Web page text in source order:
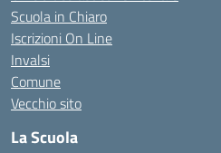
Scuola in Chiaro
Iscrizioni On Line
Invalsi
Comune
Vecchio sito
La Scuola